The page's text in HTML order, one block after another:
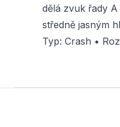
dělá zvuk řady
středně jasným
Typ: Crash •